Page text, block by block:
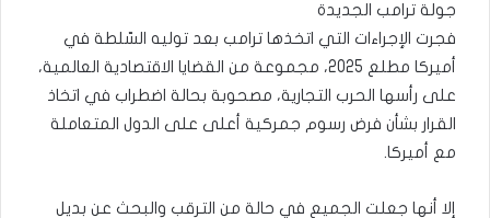
جولة ترامب الجديدة
فجرت الإجراءات التي اتخذها ترامب بعد توليه السّلطة في
أميركا مطلع 2025، مجموعة من القضايا الاقتصادية العالمية،
على رأسها الحرب التجارية، مصحوبة بحالة اضطراب في اتخاذ
القرار بشأن فرض رسوم جمركية أعلى على الدول المتعاملة
مع أميركا.
إلا أنها جعلت الجميع في حالة من الترقب والبحث عن بديل